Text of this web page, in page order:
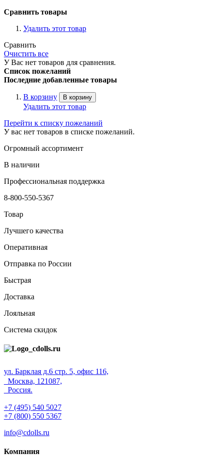
Сравнить товары
Удалить этот товар
Сравнить
Очистить все
У Вас нет товаров для сравнения.
Список пожеланий
Последние добавленные товары
В корзину В корзину
Удалить этот товар
Перейти к списку пожеланий
У вас нет товаров в списке пожеланий.
Огромный ассортимент
В наличии
Профессиональная поддержка
8-800-550-5367
Товар
Лучшего качества
Оперативная
Отправка по России
Быстрая
Доставка
Лояльная
Система скидок
ул. Барклая д.6 стр. 5, офис 116,
Москва, 121087,
Россия.
+7 (495) 540 5027
+7 (800) 550 5367
info@cdolls.ru
Компания